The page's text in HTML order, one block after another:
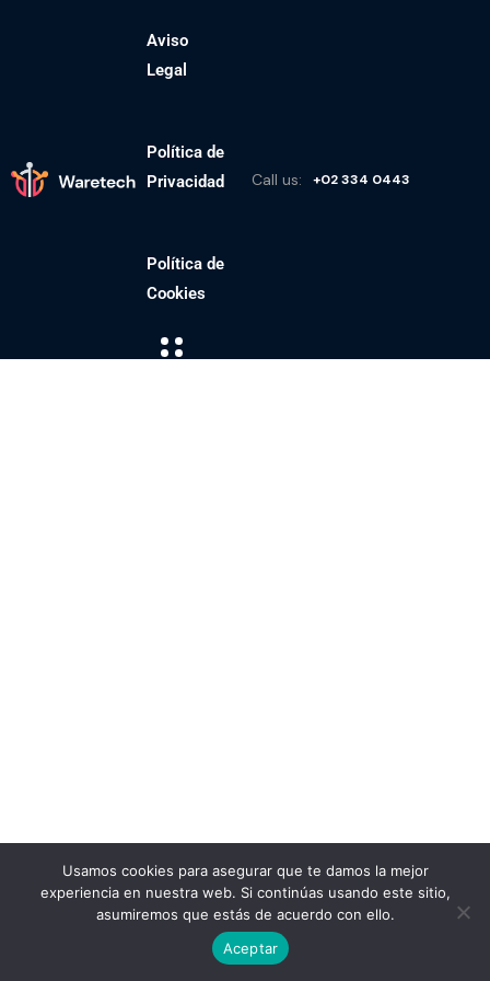
Aviso
Legal
Política de
Privacidad
Política de
Cookies
Call us: +02 334 0443
Usamos cookies para asegurar que te damos la mejor
experiencia en nuestra web. Si continúas usando este sitio,
asumiremos que estás de acuerdo con ello.
Aceptar